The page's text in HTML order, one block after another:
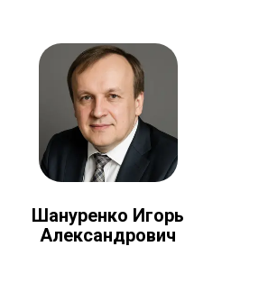
Шануренко Игорь
Александрович